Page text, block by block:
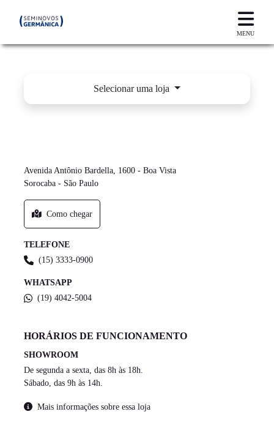
MENU
Selecionar uma loja
Avenida Antônio Bardella, 1600 - Boa Vista
Sorocaba - São Paulo
Como chegar
TELEFONE
(15) 3333-0900
WHATSAPP
(19) 4042-5004
HORÁRIOS DE FUNCIONAMENTO
SHOWROOM
De segunda a sexta, das 8h às 18h.
Sábado, das 9h às 14h.
Mais informações sobre essa loja